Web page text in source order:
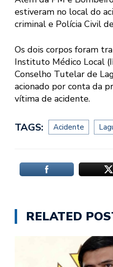
estiveram no local do
criminal e Polícia Civil
Os dois corpos foram
Instituto Médico Local
Conselho Tutelar de
acionado por conta da
vítima de acidente.
TAGS: Acidente
RELATED